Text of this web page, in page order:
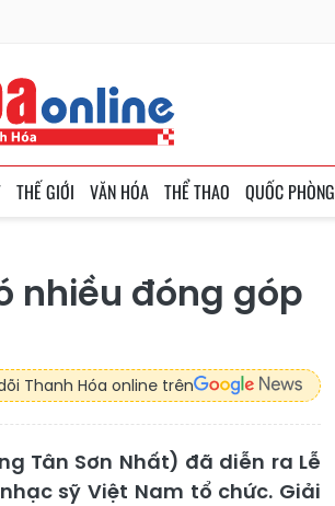
THẾ GIỚI VĂN HÓA THỂ THAO QUỐC PHÒNG
nhiều đóng góp
Thanh Hóa online trên
Tân Sơn Nhất) đã diễn ra Lễ
sỹ Việt Nam tổ chức. Giải